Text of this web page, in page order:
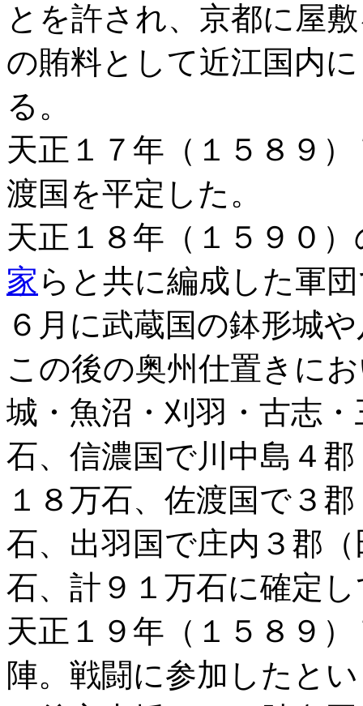
とを許され、京都に屋
の賄料として近江国内
る。
天正１７年（１５８９
渡国を平定した。
天正１８年（１５９０）
家 らと共に編成した軍
６月に武蔵国の鉢形城
この後の奥州仕置きに
城・魚沼・刈羽・古志
石、信濃国で川中島４
１８万石、佐渡国で３
石、出羽国で庄内３郡
石、計９１万石に確定
天正１９年（１５８９
陣。戦闘に参加したと